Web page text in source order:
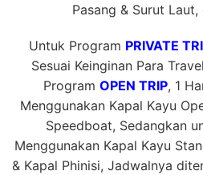
Pasang & Surut
Untuk Program PRIVATE
Sesuai Keinginan Para
Program OPEN TRIP, 1
Menggunakan Kapal Kayu
Speedboat, Sedangkan
Menggunakan Kapal Kayu
& Kapal Phinisi, Jadwalnya